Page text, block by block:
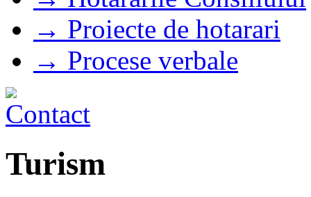
→ Proiecte de hotarari
→ Procese verbale
Turism